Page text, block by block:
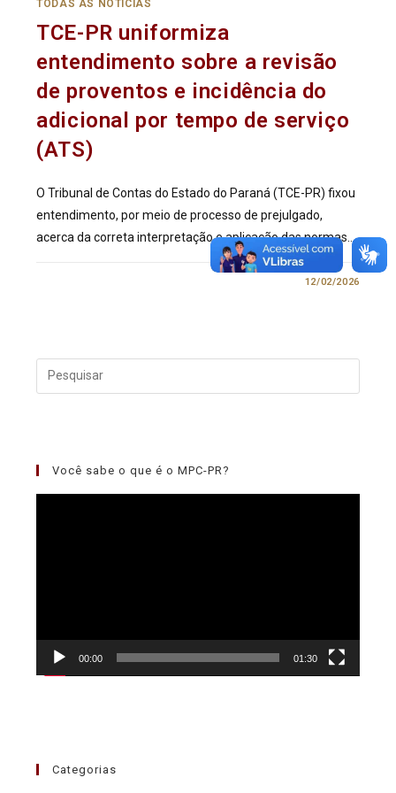
TODAS AS NOTÍCIAS
TCE-PR uniformiza
entendimento sobre a revisão
de proventos e incidência do
adicional por tempo de serviço
(ATS)
O Tribunal de Contas do Estado do Paraná (TCE-PR) fixou
entendimento, por meio de processo de prejulgado,
acerca da correta interpretação e aplicação das normas…
12/02/2026
Você sabe o que é o MPC-PR?
00:00 01:30
Categorias